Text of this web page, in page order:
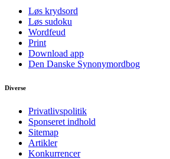
Løs krydsord
Løs sudoku
Wordfeud
Print
Download app
Den Danske Synonymordbog
Diverse
Privatlivspolitik
Sponseret indhold
Sitemap
Artikler
Konkurrencer